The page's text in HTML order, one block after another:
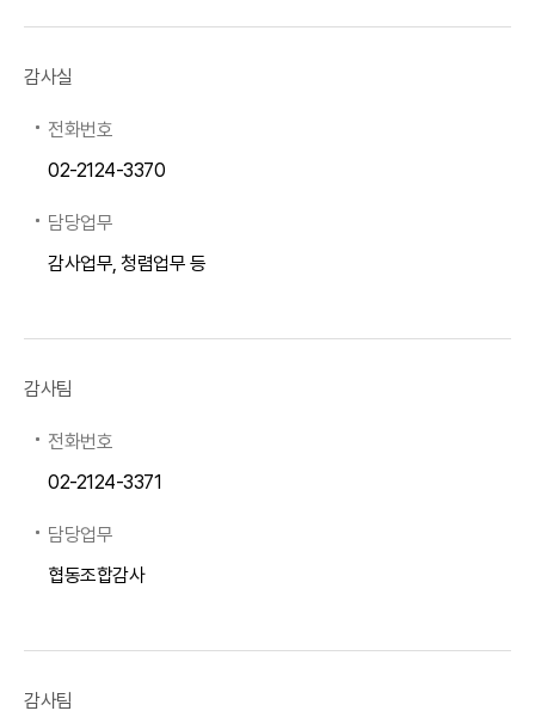
감사실
전화번호
02-2124-3370
담당업무
감사업무, 청렴업무 등
감사팀
전화번호
02-2124-3371
담당업무
협동조합감사
감사팀